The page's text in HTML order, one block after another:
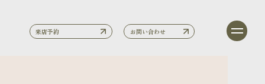
来店予約 お問い合わせ